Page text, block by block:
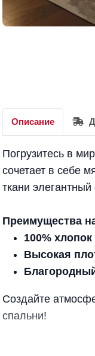
Описание
Погрузитесь в
сочетает в себе
ткани
Преимущества
100% хлопок
Высокая
Создайте
спальни!